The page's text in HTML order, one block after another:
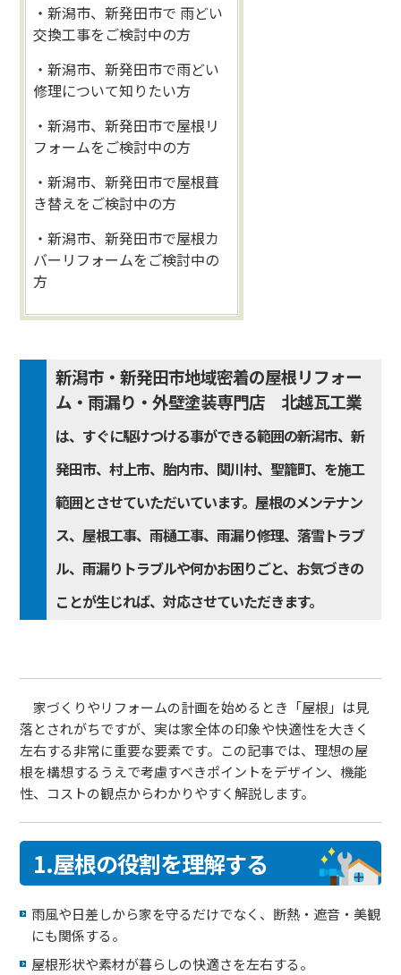
・新潟市、新発田市で 雨どい
交換工事をご検討中の方
・新潟市、新発田市で雨どい
修理について知りたい方
・新潟市、新発田市で屋根リ
フォームをご検討中の方
・新潟市、新発田市で屋根葺
き替えをご検討中の方
・新潟市、新発田市で屋根カ
バーリフォームをご検討中の
方
新潟市・新発田市地域密着の屋根リフォー
ム・雨漏り・外壁塗装専門店 北越瓦工業
は、すぐに駆けつける事ができる範囲の新潟市、新
発田市、村上市、胎内市、関川村、聖籠町、を施工
範囲とさせていただいています。屋根のメンテナン
ス、屋根工事、雨樋工事、雨漏り修理、落雪トラブ
ル、雨漏りトラブルや何かお困りごと、お気づきの
ことが生じれば、対応させていただきます。
家づくりやリフォームの計画を始めるとき「屋根」は見
落とされがちですが、実は家全体の印象や快適性を大きく
左右する非常に重要な要素です。この記事では、理想の屋
根を構想するうえで考慮すべきポイントをデザイン、機能
性、コストの観点からわかりやすく解説します。
1.屋根の役割を理解する
雨風や日差しから家を守るだけでなく、断熱・遮音・美観
にも関係する。
屋根形状や素材が暮らしの快適さを左右する。